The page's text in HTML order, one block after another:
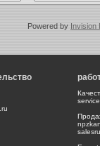
Powered by Invision